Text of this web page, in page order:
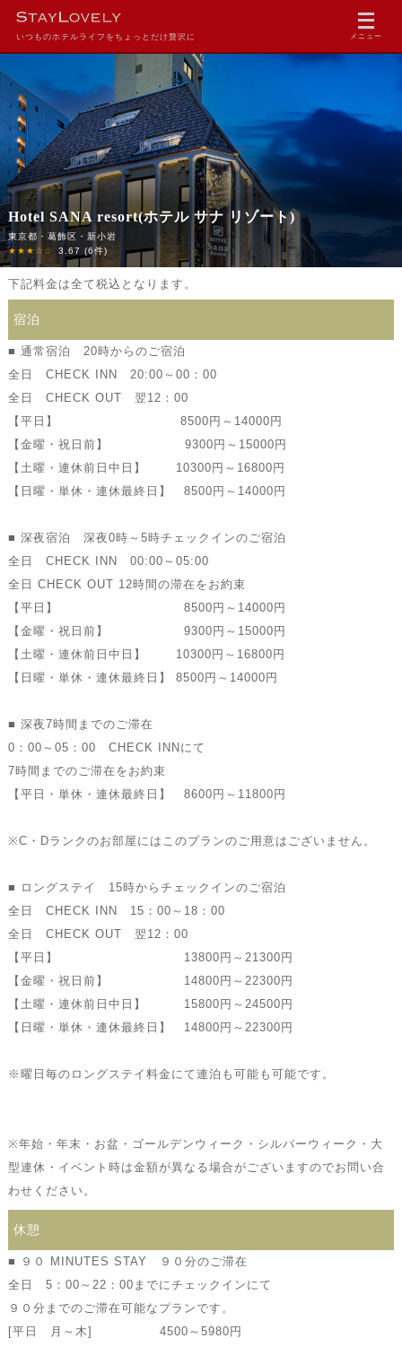
いつものホテルライフをちょっとだけ贅沢に メニュー
Hotel SANA resort(ホテル サナ リゾート)
東京都・葛飾区・新小岩
★★★☆☆
3.67 (6件)
下記料金は全て税込となります。
宿泊
■ 通常宿泊 20時からのご宿泊
全日 CHECK INN 20:00～00：00
全日 CHECK OUT 翌12：00
【平日】 8500円～14000円
【金曜・祝日前】 9300円～15000円
【土曜・連休前日中日】 10300円～16800円
【日曜・単休・連休最終日】 8500円～14000円
■ 深夜宿泊 深夜0時～5時チェックインのご宿泊
全日 CHECK INN 00:00～05:00
全日 CHECK OUT 12時間の滞在をお約束
【平日】 8500円～14000円
【金曜・祝日前】 9300円～15000円
【土曜・連休前日中日】 10300円～16800円
【日曜・単休・連休最終日】 8500円～14000円
■ 深夜7時間までのご滞在
0：00～05：00 CHECK INNにて
7時間までのご滞在をお約束
【平日・単休・連休最終日】 8600円～11800円
※C・Dランクのお部屋にはこのプランのご用意はございません。
■ ロングステイ 15時からチェックインのご宿泊
全日 CHECK INN 15：00～18：00
全日 CHECK OUT 翌12：00
【平日】 13800円～21300円
【金曜・祝日前】 14800円～22300円
【土曜・連休前日中日】 15800円～24500円
【日曜・単休・連休最終日】 14800円～22300円
※曜日毎のロングステイ料金にて連泊も可能も可能です。
※年始・年末・お盆・ゴールデンウィーク・シルバーウィーク・大
型連休・イベント時は金額が異なる場合がございますのでお問い合
わせください。
休憩
■ ９０ MINUTES STAY ９０分のご滞在
全日 5：00～22：00までにチェックインにて
９０分までのご滞在可能なプランです。
[平日 月～木] 4500～5980円